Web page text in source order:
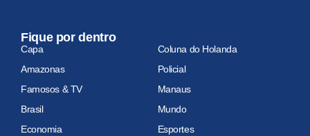
Fique por dentro
Capa
Coluna do Holanda
Amazonas
Policial
Famosos & TV
Manaus
Brasil
Mundo
Economia
Esportes